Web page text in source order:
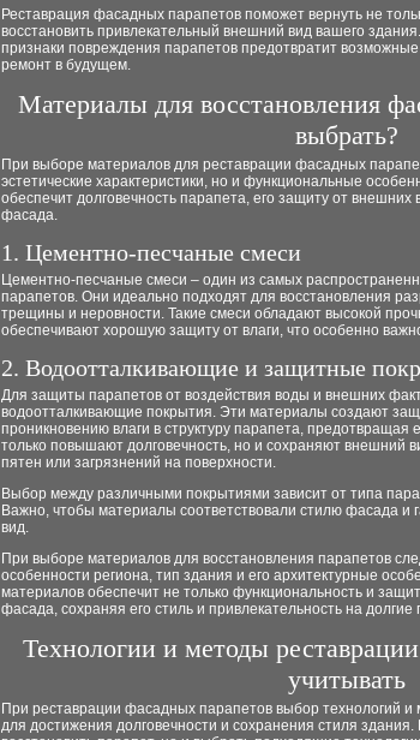
Реставрация фасадных парапетов поможет вернуть не
восстановить привлекательный внешний вид вашего
признаки повреждения парапетов предотвратит
ремонт в будущем.
Материалы для восстановления
выбрать?
При выборе материалов для реставрации фасадных
эстетические характеристики, но и функциональные
обеспечит долговечность парапета, его защиту от внешних
фасада.
1. Цементно-песчаные смеси
Цементно-песчаные смеси – один из самых
парапетов. Они идеально подходят для восстановления
трещины и неровности. Такие смеси обладают высокой
обеспечивают хорошую защиту от влаги, что особенно
2. Водоотталкивающие и защитные
Для защиты парапетов от воздействия воды и внешних
водоотталкивающие покрытия. Эти материалы создают
проникновению влаги в структуру парапета, предотвращая
только повышают долговечность, но и сохраняют внешний
пятен или загрязнений на поверхности.
Выбор между различными покрытиями зависит от типа
Важно, чтобы материалы соответствовали стилю фасада и
вид.
При выборе материалов для восстановления парапетов
особенности региона, тип здания и его архитектурные
материалов обеспечит не только функциональность и
фасада, сохраняя его стиль и привлекательность на долгие
Технологии и методы
учитывать
При реставрации фасадных парапетов выбор технологий
для достижения долговечности и сохранения стиля